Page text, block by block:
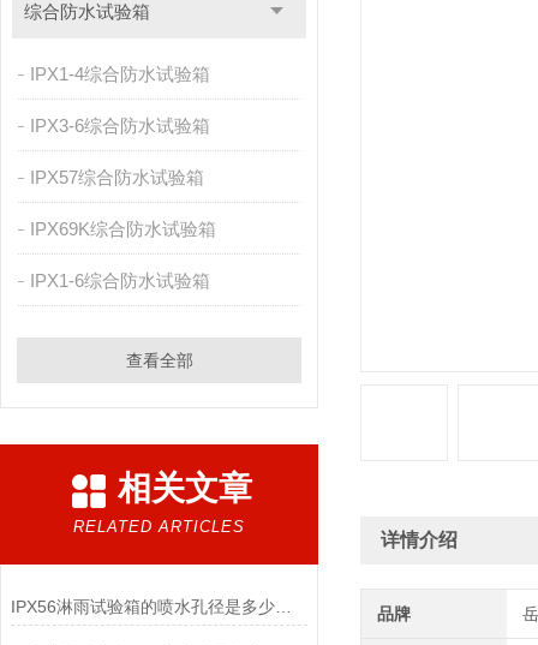
综合防水试验箱
IPX1-4综合防水试验箱
IPX3-6综合防水试验箱
IPX57综合防水试验箱
IPX69K综合防水试验箱
IPX1-6综合防水试验箱
查看全部
相关文章
RELATED ARTICLES
IPX56淋雨试验箱的喷水孔径是多少呢？
详情介绍
品牌